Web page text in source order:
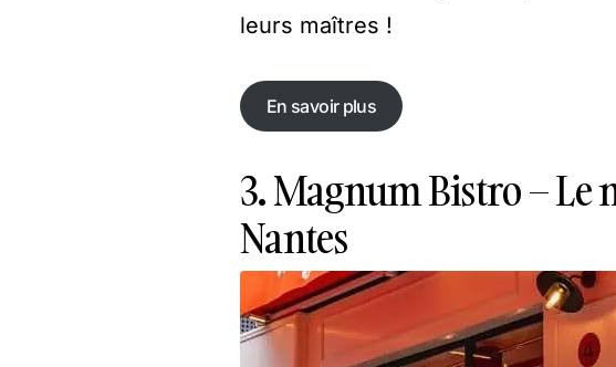
leurs maîtres !
En savoir plus
En savoir plus
3. Magnum Bistro – Le
Nantes